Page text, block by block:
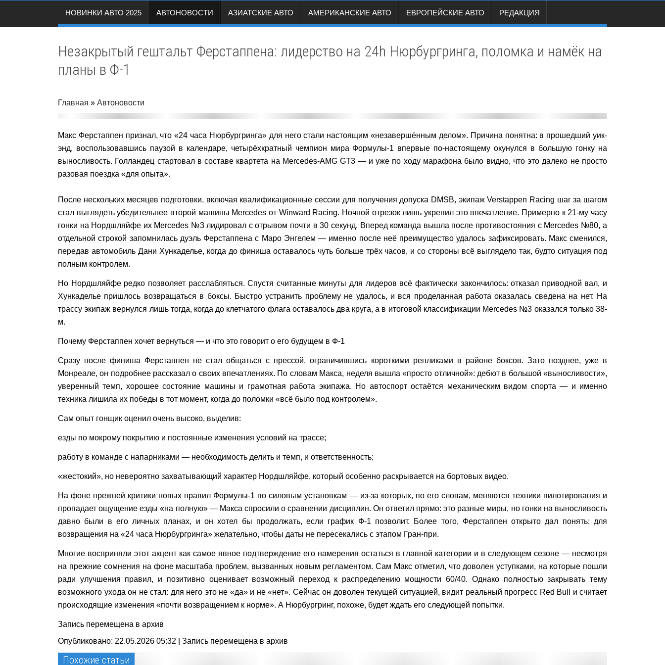
НОВИНКИ АВТО 2025 АВТОНОВОСТИ АЗИАТСКИЕ АВТО АМЕРИКАНСКИЕ АВТО ЕВРОПЕЙСКИЕ АВТО РЕДАКЦИЯ
Незакрытый гештальт Ферстаппена: лидерство на 24h Нюрбургринга, поломка и намёк на
планы в Ф-1
Главная » Автоновости
Макс Ферстаппен признал, что «24 часа Нюрбургринга» для него стали настоящим «незавершённым делом». Причина понятна: в прошедший уик-
энд, воспользовавшись паузой в календаре, четырёхкратный чемпион мира Формулы-1 впервые по-настоящему окунулся в большую гонку на
выносливость. Голландец стартовал в составе квартета на Mercedes-AMG GT3 — и уже по ходу марафона было видно, что это далеко не просто
разовая поездка «для опыта».
После нескольких месяцев подготовки, включая квалификационные сессии для получения допуска DMSB, экипаж Verstappen Racing шаг за шагом
стал выглядеть убедительнее второй машины Mercedes от Winward Racing. Ночной отрезок лишь укрепил это впечатление. Примерно к 21-му часу
гонки на Нордшляйфе их Mercedes №3 лидировал с отрывом почти в 30 секунд. Вперед команда вышла после противостояния с Mercedes №80, а
отдельной строкой запомнилась дуэль Ферстаппена с Маро Энгелем — именно после неё преимущество удалось зафиксировать. Макс сменился,
передав автомобиль Дани Хункаделье, когда до финиша оставалось чуть больше трёх часов, и со стороны всё выглядело так, будто ситуация под
полным контролем.
Но Нордшляйфе редко позволяет расслабляться. Спустя считанные минуты для лидеров всё фактически закончилось: отказал приводной вал, и
Хункаделье пришлось возвращаться в боксы. Быстро устранить проблему не удалось, и вся проделанная работа оказалась сведена на нет. На
трассу экипаж вернулся лишь тогда, когда до клетчатого флага оставалось два круга, а в итоговой классификации Mercedes №3 оказался только 38-
м.
Почему Ферстаппен хочет вернуться — и что это говорит о его будущем в Ф-1
Сразу после финиша Ферстаппен не стал общаться с прессой, ограничившись короткими репликами в районе боксов. Зато позднее, уже в
Монреале, он подробнее рассказал о своих впечатлениях. По словам Макса, неделя вышла «просто отличной»: дебют в большой «выносливости»,
уверенный темп, хорошее состояние машины и грамотная работа экипажа. Но автоспорт остаётся механическим видом спорта — и именно
техника лишила их победы в тот момент, когда до поломки «всё было под контролем».
Сам опыт гонщик оценил очень высоко, выделив:
езды по мокрому покрытию и постоянные изменения условий на трассе;
работу в команде с напарниками — необходимость делить и темп, и ответственность;
«жестокий», но невероятно захватывающий характер Нордшляйфе, который особенно раскрывается на бортовых видео.
На фоне прежней критики новых правил Формулы-1 по силовым установкам — из-за которых, по его словам, меняются техники пилотирования и
пропадает ощущение езды «на полную» — Макса спросили о сравнении дисциплин. Он ответил прямо: это разные миры, но гонки на выносливость
давно были в его личных планах, и он хотел бы продолжать, если график Ф-1 позволит. Более того, Ферстаппен открыто дал понять: для
возвращения на «24 часа Нюрбургринга» желательно, чтобы даты не пересекались с этапом Гран-при.
Многие восприняли этот акцент как самое явное подтверждение его намерения остаться в главной категории и в следующем сезоне — несмотря
на прежние сомнения на фоне масштаба проблем, вызванных новым регламентом. Сам Макс отметил, что доволен уступками, на которые пошли
ради улучшения правил, и позитивно оценивает возможный переход к распределению мощности 60/40. Однако полностью закрывать тему
возможного ухода он не стал: для него это не «да» и не «нет». Сейчас он доволен текущей ситуацией, видит реальный прогресс Red Bull и считает
происходящие изменения «почти возвращением к норме». А Нюрбургринг, похоже, будет ждать его следующей попытки.
Запись перемещена в архив
Опубликовано: 22.05.2026 05:32 | Запись перемещена в архив
Похожие статьи